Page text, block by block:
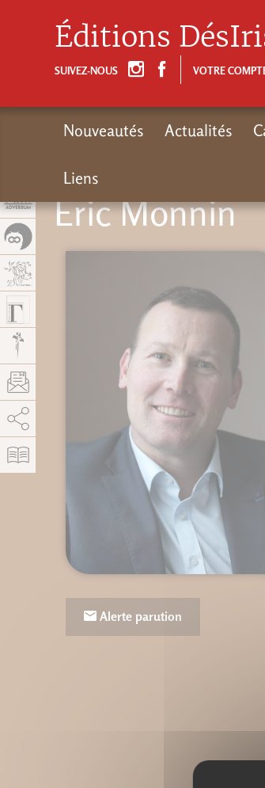
Eric Monnin
Alerte parution
Éditions
SUIVEZ-NOUS VOTRE
Nouveautés Actualités
Liens
AddThis está deshabilitado. Permitir